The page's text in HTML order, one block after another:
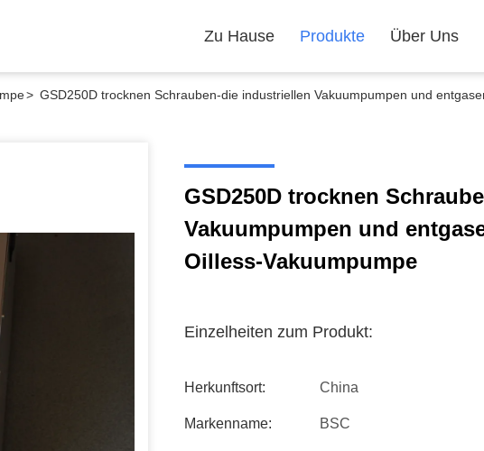
Zu Hause Produkte Über Uns
> GSD250D trocknen Schrauben-die industriellen Vakuumpumpen und
GSD250D trocknen
Vakuumpumpen und
Oilless-Vakuumpumpe
Einzelheiten zum Produkt:
Herkunftsort: China
Markenname: BSC